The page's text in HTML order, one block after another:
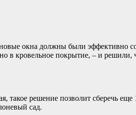
окна должны были эффективно
в кровельное покрытие, – и решили,
такое решение позволит сберечь
сад.